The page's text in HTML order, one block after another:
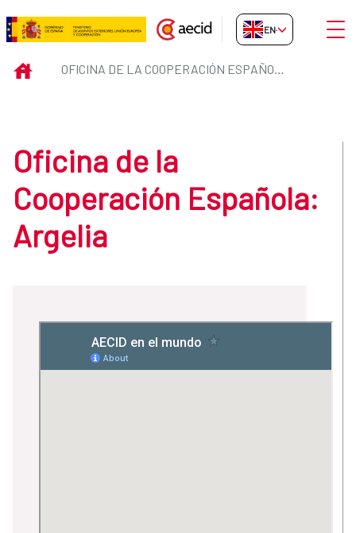
Skip to Main Content
Oficina de la Cooperación
EN-GB
INICIO OFICINA DE LA COOPERACIÓN ESPAÑOLA: ARGELIA
Oficina de la
Cooperación Española:
Argelia